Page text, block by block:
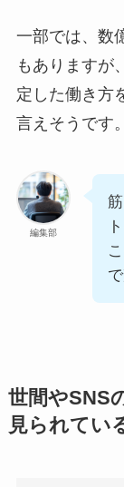
一部では、数
もありますが
定した働き方
言えそうです。
編集部
世間やSNS
見られてい